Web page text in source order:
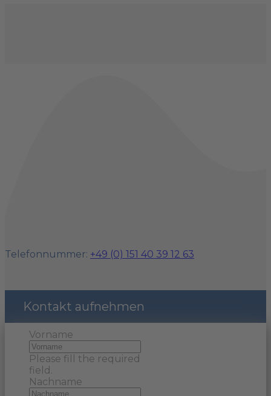
Telefonnummer: +49 (0) 151 40 39 12 63
Kontakt aufnehmen
Vorname
Please fill the required
field.
Nachname